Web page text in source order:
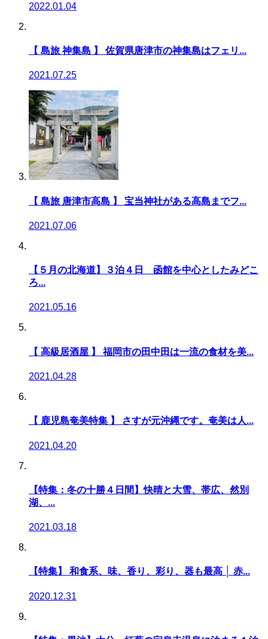
2022.01.04
【 島旅 神集島 】 佐賀県唐津市の神集島はフェリ...
2021.07.25
【 島旅 唐津市高島 】 宝当神社がある高島までフ...
2021.07.06
【５月の北海道】３泊４日 函館を中心としたみどこ
ろ...
2021.05.16
【 高級居酒屋 】 福岡市の田中田は一流の食材を美...
2021.04.28
【 鹿児島奄美特集 】 さすが元沖縄です。奄美は人...
2021.04.20
【特集：冬の十勝４日間】快晴と大雪、帯広、然別
湖、...
2021.03.18
【特集】 和食系、味、香り、彩り、器も最高 │ 赤...
2020.12.31